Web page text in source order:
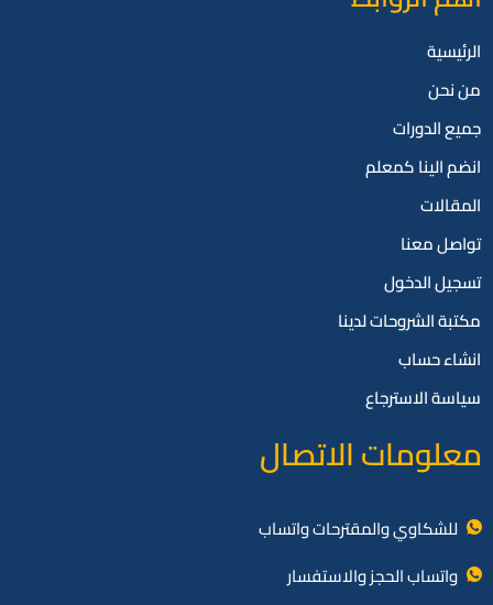
الرئيسية
من نحن
جميع الدورات
انضم الينا كمعلم
المقالات
تواصل معنا
تسجيل الدخول
مكتبة الشروحات لدينا
انشاء حساب
سياسة الاسترجاع
معلومات الاتصال
للشكاوي والمقترحات واتساب
واتساب الحجز والاستفسار